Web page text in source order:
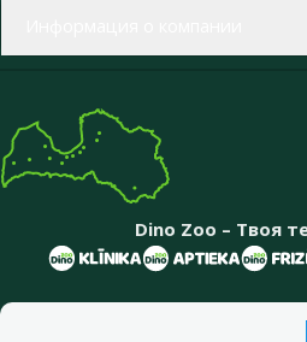
Dino Zoo – Твоя